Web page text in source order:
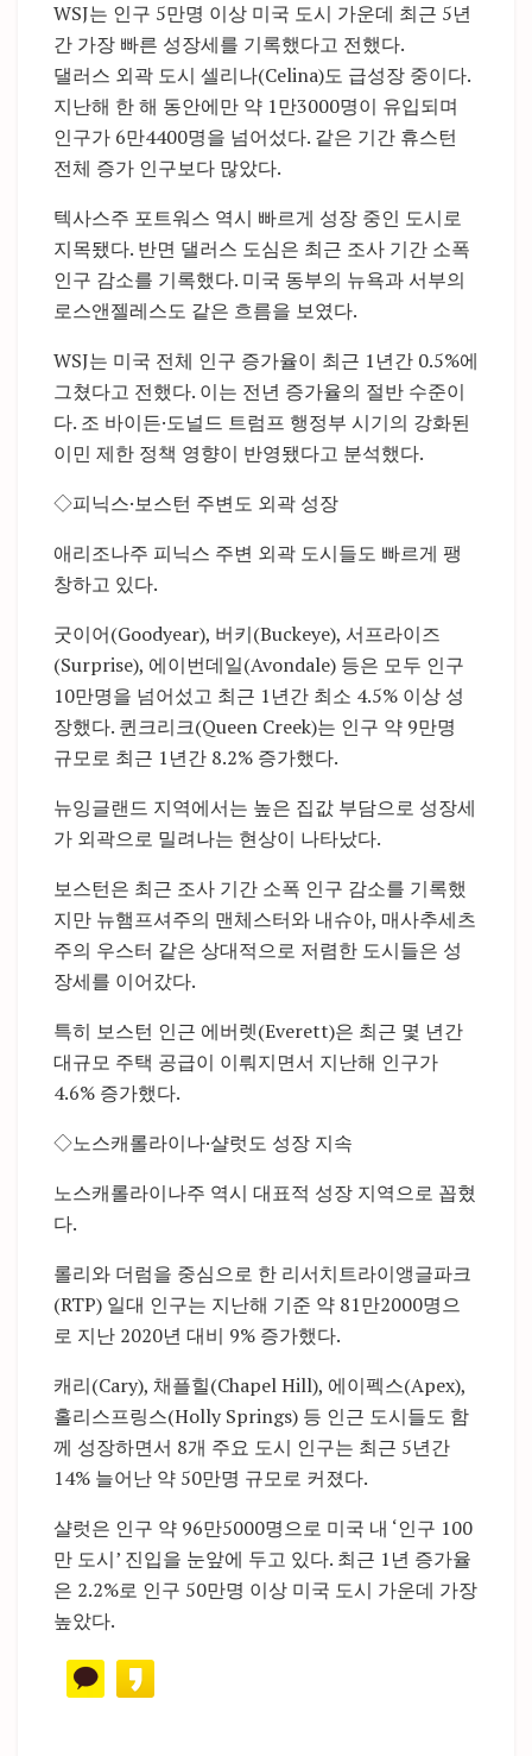
WSJ는 인구 5만명 이상 미국 도시 가운데 최근 5년
간 가장 빠른 성장세를 기록했다고 전했다.
댈러스 외곽 도시 셀리나(Celina)도 급성장 중이다.
지난해 한 해 동안에만 약 1만3000명이 유입되며
인구가 6만4400명을 넘어섰다. 같은 기간 휴스턴
전체 증가 인구보다 많았다.
텍사스주 포트워스 역시 빠르게 성장 중인 도시로
지목됐다. 반면 댈러스 도심은 최근 조사 기간 소폭
인구 감소를 기록했다. 미국 동부의 뉴욕과 서부의
로스앤젤레스도 같은 흐름을 보였다.
WSJ는 미국 전체 인구 증가율이 최근 1년간 0.5%에
그쳤다고 전했다. 이는 전년 증가율의 절반 수준이
다. 조 바이든·도널드 트럼프 행정부 시기의 강화된
이민 제한 정책 영향이 반영됐다고 분석했다.
◇피닉스·보스턴 주변도 외곽 성장
애리조나주 피닉스 주변 외곽 도시들도 빠르게 팽
창하고 있다.
굿이어(Goodyear), 버키(Buckeye), 서프라이즈
(Surprise), 에이번데일(Avondale) 등은 모두 인구
10만명을 넘어섰고 최근 1년간 최소 4.5% 이상 성
장했다. 퀸크리크(Queen Creek)는 인구 약 9만명
규모로 최근 1년간 8.2% 증가했다.
뉴잉글랜드 지역에서는 높은 집값 부담으로 성장세
가 외곽으로 밀려나는 현상이 나타났다.
보스턴은 최근 조사 기간 소폭 인구 감소를 기록했
지만 뉴햄프셔주의 맨체스터와 내슈아, 매사추세츠
주의 우스터 같은 상대적으로 저렴한 도시들은 성
장세를 이어갔다.
특히 보스턴 인근 에버렛(Everett)은 최근 몇 년간
대규모 주택 공급이 이뤄지면서 지난해 인구가
4.6% 증가했다.
◇노스캐롤라이나·샬럿도 성장 지속
노스캐롤라이나주 역시 대표적 성장 지역으로 꼽혔
다.
롤리와 더럼을 중심으로 한 리서치트라이앵글파크
(RTP) 일대 인구는 지난해 기준 약 81만2000명으
로 지난 2020년 대비 9% 증가했다.
캐리(Cary), 채플힐(Chapel Hill), 에이펙스(Apex),
홀리스프링스(Holly Springs) 등 인근 도시들도 함
께 성장하면서 8개 주요 도시 인구는 최근 5년간
14% 늘어난 약 50만명 규모로 커졌다.
샬럿은 인구 약 96만5000명으로 미국 내 ‘인구 100
만 도시’ 진입을 눈앞에 두고 있다. 최근 1년 증가율
은 2.2%로 인구 50만명 이상 미국 도시 가운데 가장
높았다.